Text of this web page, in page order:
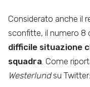
Considerato anche il
sconfitte, il numero 8
difficile situazione
squadra. Come
Westerlundsu Twitter: